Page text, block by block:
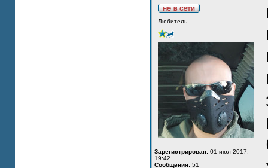
Любитель
Зарегистрирован: 01 июл 2017,
19:42
Сообщения: 51